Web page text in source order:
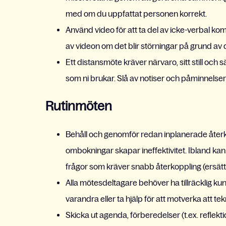
med om du uppfattat personen korrekt.
Använd video för att ta del av icke-verbal
av videon om det blir störningar på grund av
Ett distansmöte kräver närvaro, sitt still och
som ni brukar. Slå av notiser och
Rutinmöten
Behåll och genomför redan inplanerade
ombokningar skapar ineffektivitet. Ibland
frågor som kräver snabb återkoppling
Alla mötesdeltagare behöver ha tillräcklig
varandra eller ta hjälp för att motverka att
Skicka ut agenda, förberedelser (t.ex.